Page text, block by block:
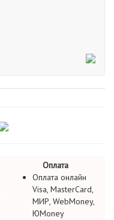
Оплата
Оплата онлайн
Visa, MasterCard,
МИР, WebMoney,
ЮMoney